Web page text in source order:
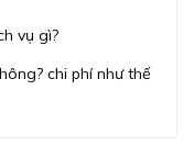
vụ gì?
chi phí như thế